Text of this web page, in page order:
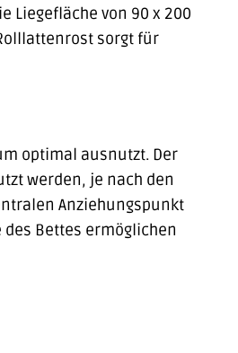
Liegefläche von 90 x 200
sorgt für
optimal ausnutzt. Der
werden, je nach den
Anziehungspunkt
Bettes ermöglichen